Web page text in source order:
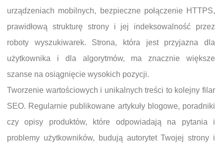
urządzeniach mobilnych, bezpieczne połączenie HTTPS,
prawidłową strukturę strony i jej indeksowalność przez
roboty wyszukiwarek. Strona, która jest przyjazna dla
użytkownika i dla algorytmów, ma znacznie większe
szanse na osiągnięcie wysokich pozycji.
Tworzenie wartościowych i unikalnych treści to kolejny filar
SEO. Regularnie publikowane artykuły blogowe, poradniki
czy opisy produktów, które odpowiadają na pytania i
problemy użytkowników, budują autorytet Twojej strony i